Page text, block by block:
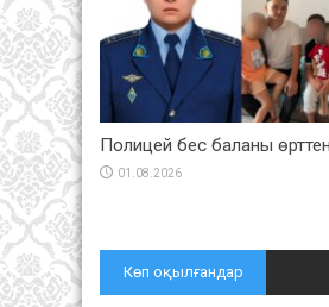
Полицей бес баланы өрттен
01.08.2026
Көп оқылғандар